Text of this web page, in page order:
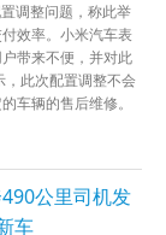
调整问题，称此举
效率。小米汽车表
带来不便，并对此
，此次配置调整不会
车辆的售后维修。
公里司机发
车